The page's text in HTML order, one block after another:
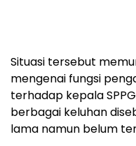
Situasi tersebut
mengenai fungsi
terhadap kepala
berbagai keluhan
lama namun belum